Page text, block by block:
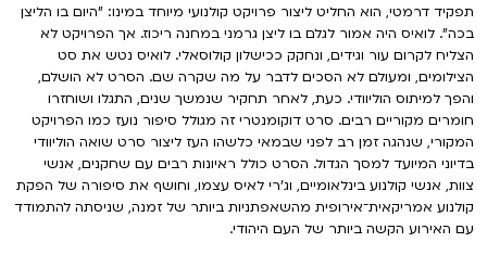
תפקיד דרמטי, הוא החליט ליצור פרויקט קולנועי מיוחד במינו: "היום בו הליצן
בכה". לואיס היה אמור לגלם בו ליצן גרמני במחנה ריכוז. אך הפרויקט לא
הצליח לקרום עור וגידים, ונחקק ככישלון קולוסאלי. לואיס נטש את סט
הצילומים, ומעולם לא הסכים לדבר על מה שקרה שם. הסרט לא הושלם,
והפך למיתוס הוליוודי. כעת, לאחר תחקיר שנמשך שנים, התגלו ושוחזרו
חומרים מקוריים רבים. סרט דוקומנטרי זה מגולל סיפור נועז כמו הפרויקט
המקורי, שנהגה זמן רב לפני שבמאי כלשהו העז ליצור סרט שואה הוליוודי
בדיוני המיועד למסך הגדול. הסרט כולל ראיונות רבים עם שחקנים, אנשי
צוות, אנשי קולנוע בינלאומיים, וג'רי לאיס עצמו, וחושף את סיפורה של הפקת
קולנוע אמריקאית־אירופית מהשאפתניות ביותר של זמנה, שניסתה להתמודד
עם האירוע הקשה ביותר של העם היהודי.